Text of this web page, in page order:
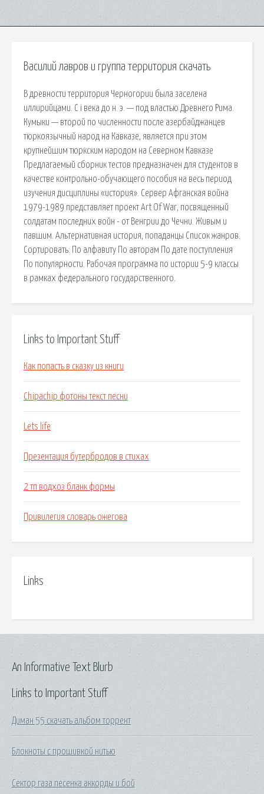
Василий лавров и группа территория скачать
В древности территория Черногории была заселена
иллирийцами. С i века до н. э. — под властью Древнего Рима.
Кумыки — второй по численности после азербайджанцев
тюркоязычный народ на Кавказе, является при этом
крупнейшим тюркским народом на Северном Кавказе
Предлагаемый сборник тестов предназначен для студентов в
качестве контрольно-обучающего пособия на весь период
изучения дисциплины «история». Сервер Афганская война
1979-1989 представляет проект Art Of War, посвященный
солдатам последних войн - от Венгрии до Чечни. Живым и
павшим. Альтернативная история, попаданцы Список жанров.
Сортировать: По алфавиту По авторам По дате поступления
По популярности. Рабочая программа по истории 5-9 классы
в рамках федерального государственного.
Links to Important Stuff
Как попасть в сказку из книги
Chipachip фотоны текст песни
Lets life
Презентация бутербродов в стихах
2 тп водхоз бланк формы
Привилегия словарь ожегова
Links
Links to Important Stuff
Диман 55 скачать альбом торрент
Блокноты с прошивкой нитью
Сектор газа песенка аккорды и бой
An Informative Text Blurb